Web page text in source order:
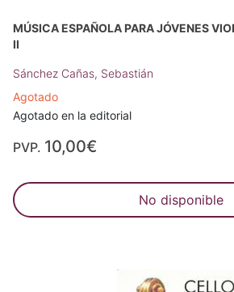
MÚSICA ESPAÑOLA PARA JÓVENES
II
Sánchez Cañas, Sebastián
Agotado
Agotado en la editorial
PVP. 10,00€
No disponible